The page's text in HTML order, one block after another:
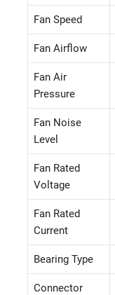
Fan Speed
Fan Airflow
Fan Air
Pressure
Fan Noise
Level
Fan Rated
Voltage
Fan Rated
Current
Bearing Type
Connector